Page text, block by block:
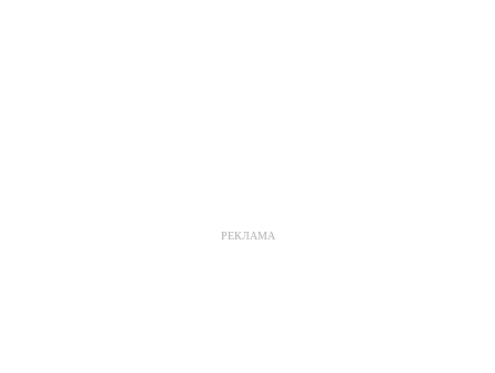
РЕКЛАМА